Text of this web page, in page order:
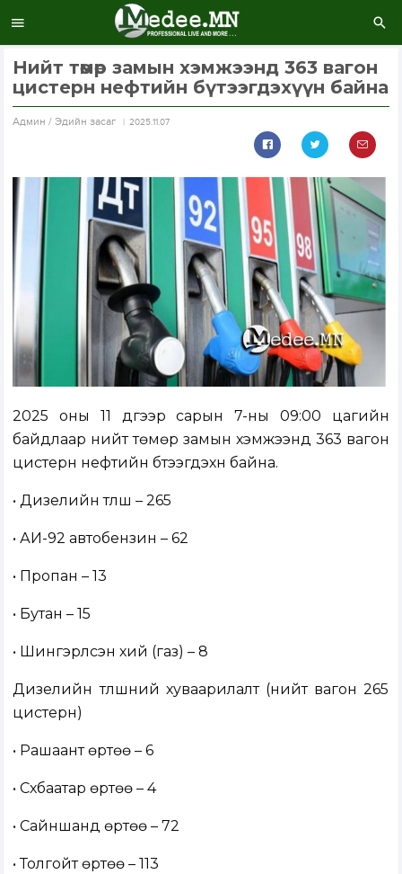
Нийт төмөр замын хэмжээнд 363 вагон
цистерн нефтийн бүтээгдэхүүн байна
Aдмин / Эдийн засаг 2025.11.07
2025 оны 11 дүгээр сарын 7-ны 09:00 цагийн
байдлаар нийт төмөр замын хэмжээнд 363 вагон
цистерн нефтийн бүтээгдэхүүн байна.
• Дизелийн түлш – 265
• АИ-92 автобензин – 62
• Пропан – 13
• Бутан – 15
• Шингэрүүлсэн хий (газ) – 8
Дизелийн түлшний хуваарилалт (нийт вагон 265
цистерн)
• Рашаант өртөө – 6
• Сүхбаатар өртөө – 4
• Сайншанд өртөө – 72
• Толгойт өртөө – 113